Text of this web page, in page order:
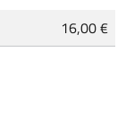
16,00 €